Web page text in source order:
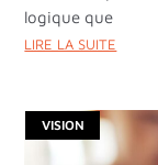
logique que
LIRE LA SUITE
VISION